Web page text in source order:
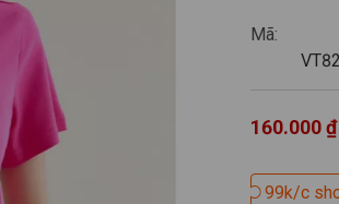
Mã:
160.000 ₫
99k/c
99k/c